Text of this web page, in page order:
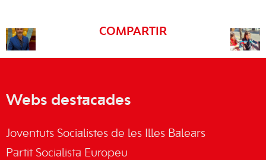
COMPARTIR
Webs destacades
Joventuts Socialistes de les Illes Balears
Partit Socialista Europeu